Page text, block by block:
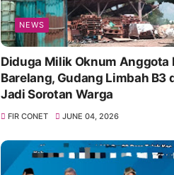
NEWS
Diduga Milik Oknum Anggota
Barelang, Gudang Limbah B3
Jadi Sorotan Warga
FIR CONET JUNE 04, 2026